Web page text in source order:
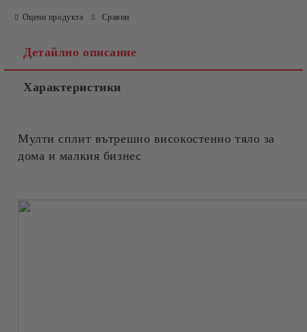
Съгласен съм с
Ние ще се свържем с вас в рамките на работния ден.
Оцени продукта Сравни
Детайлно описание
Характеристики
Мулти сплит вътрешно високостенно тяло за
дома и малкия бизнес